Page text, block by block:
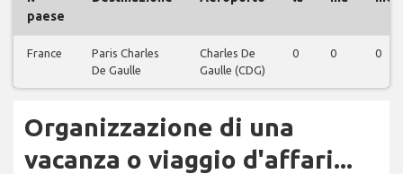
paese
France
Paris Charles
De Gaulle
Charles De
Gaulle (CDG)
0 0 0
Organizzazione di una
vacanza o viaggio d'affari...